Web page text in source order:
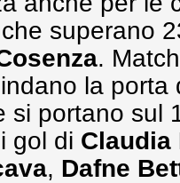
che superano
.
la
si portano sul
gol di Claudia
, Dafne